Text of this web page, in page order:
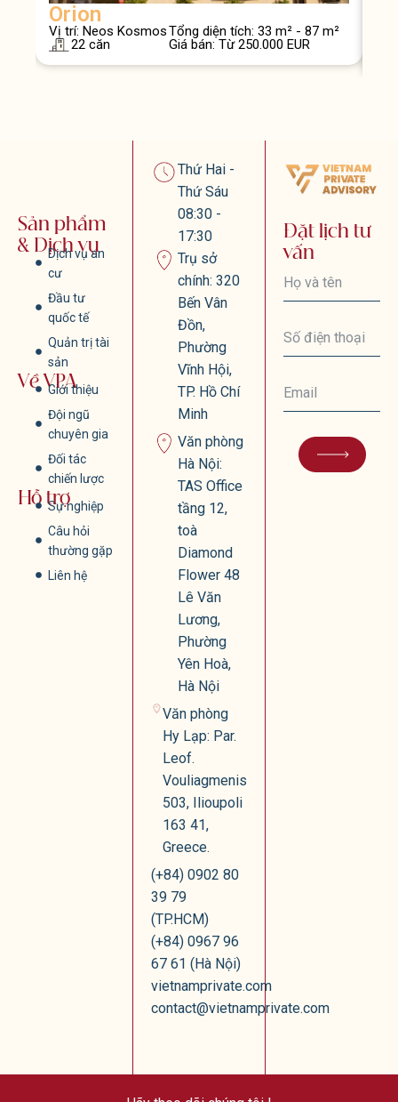
Orion
Vị trí: Neos KosmosTổng diện tích: 33 m² - 87 m²
22 căn
Giá bán: Từ 250.000 EUR
Sản phẩm
& Dịch vụ
Dịch vụ an
cư
Đầu tư
quốc tế
Quản trị tài
sản
Về VPA
Giới thiệu
Đội ngũ
chuyên gia
Đối tác
chiến lược
Hỗ trợSự nghiệp
Câu hỏi
thường gặp
Liên hệ
Thứ Hai -
Thứ Sáu
08:30 -
17:30
Trụ sở
chính: 320
Bến Vân
Đồn,
Phường
Vĩnh Hội,
TP. Hồ Chí
Minh
Văn phòng
Hà Nội:
TAS Office
tầng 12,
toà
Diamond
Flower 48
Lê Văn
Lương,
Phường
Yên Hoà,
Hà Nội
Văn phòng
Hy Lạp: Par.
Leof.
Vouliagmenis
503, Ilioupoli
163 41,
Greece.
(+84) 0902 80
39 79
(TP.HCM)
(+84) 0967 96
67 61 (Hà Nội)
vietnamprivate.com
contact@vietnamprivate.com
Đặt lịch tư
vấn